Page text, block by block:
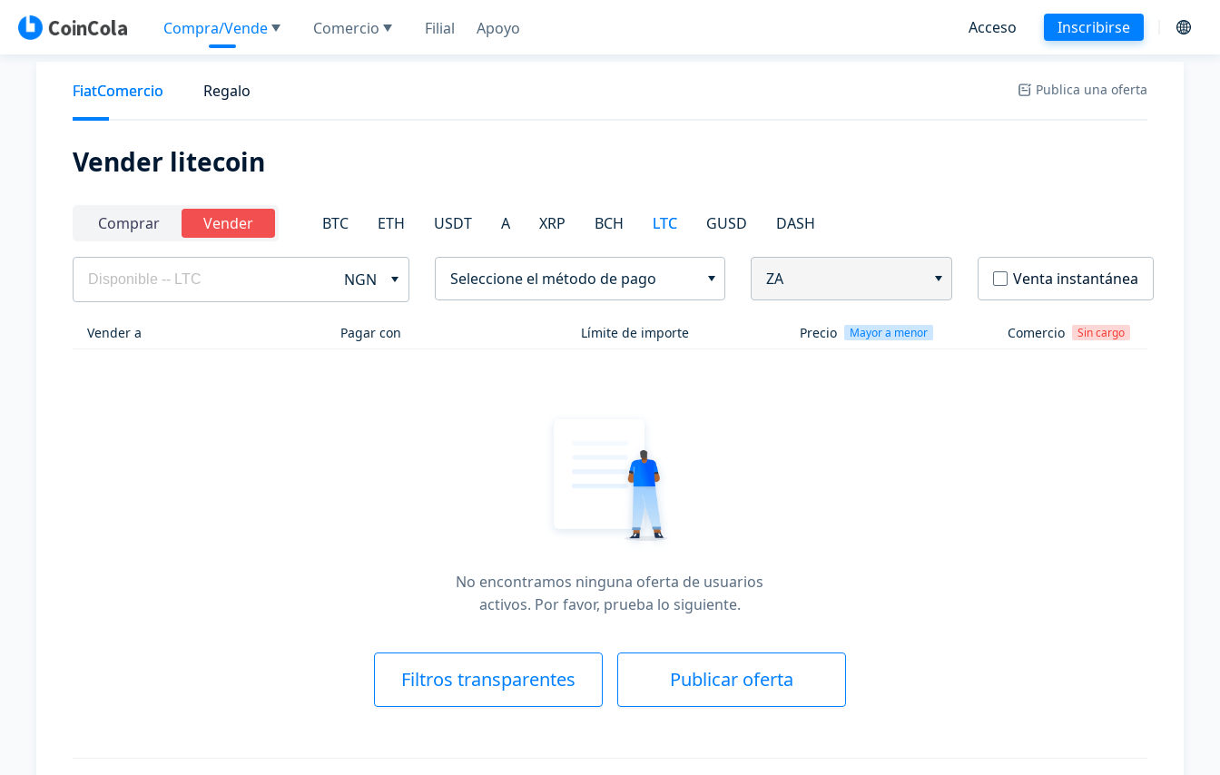
Compra/Vende Comercio Filial Apoyo Acceso Inscribirse
FiatComercio Regalo Publica una oferta
Vender litecoin
Comprar Vender BTC ETH USDT A XRP BCH LTC GUSD DASH
NGN Seleccione el método de pago ZA Venta instantánea
Vender a Pagar con Límite de importe Precio Mayor a menor Comercio Sin cargo
No encontramos ninguna oferta de usuarios
activos. Por favor, prueba lo siguiente.
Filtros transparentes Publicar oferta